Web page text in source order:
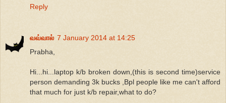
Reply
வவ்வால் 7 January 2014 at 14:25
Prabha,
Hi...hi...laptop k/b broken down,(this is second time)service
person demanding 3k bucks ,Bpl people like me can't afford
that much for just k/b repair,what to do?